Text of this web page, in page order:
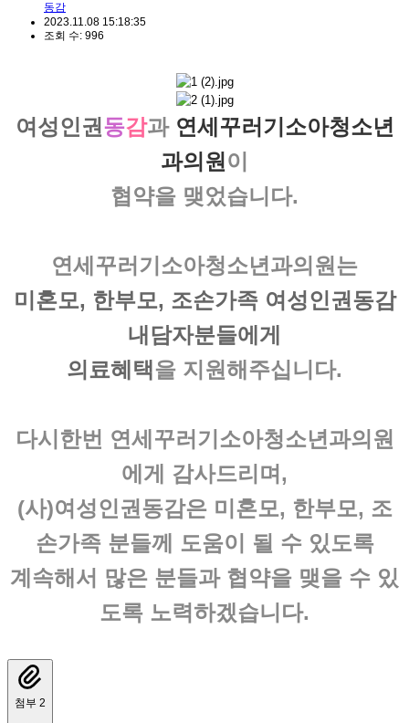
동감
2023.11.08 15:18:35
조회 수: 996
여성인권 동감과 연세꾸러기소아청소년
과의원 이
협약을 맺었습니다.
연세꾸러기소아청소년과의원 는
미혼모, 한부모, 조손가족여성인권동감
내담자분들에게
의료혜택 을 지원해주십니다.
다시한번 연세꾸러기소아청소년과의원
에게 감사드리며,
(사)여성인권동감은 미혼모, 한부모, 조
손가족분들께 도움이 될 수 있도록
계속해서 많은 분들과 협약을 맺을 수 있
도록 노력하겠습니다.
첨부 2